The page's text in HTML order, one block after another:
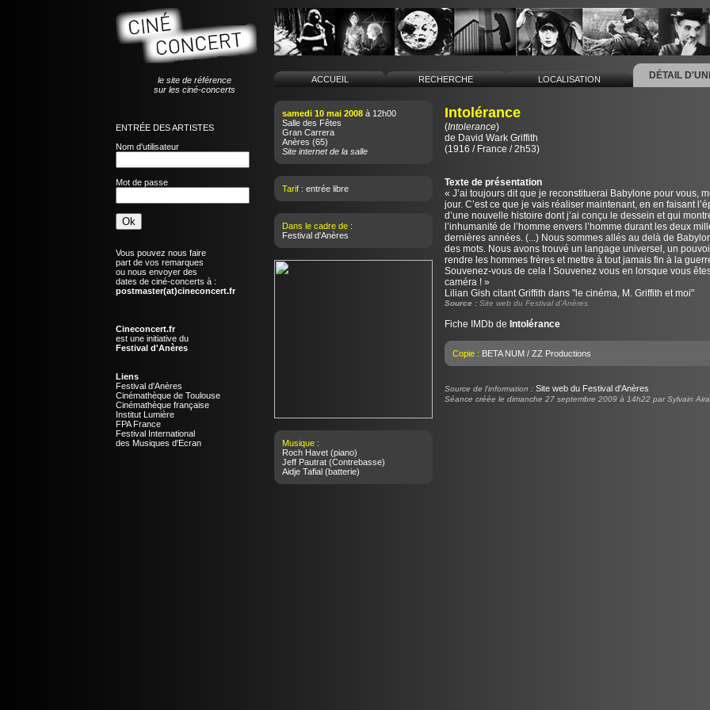
le site de référence
sur les ciné-concerts
ENTRÉE DES ARTISTES
Nom d'utilisateur
Mot de passe
Vous pouvez nous faire
part de vos remarques
ou nous envoyer des
dates de ciné-concerts à :
postmaster(at)cineconcert.fr
Cineconcert.fr
est une initiative du
Festival d'Anères
Liens
Festival d'Anères
Cinémathèque de Toulouse
Cinémathèque française
Institut Lumière
FPA France
Festival International
des Musiques d'Ecran
ACCUEIL RECHERCHE LOCALISATION DÉTAIL
samedi 10 mai 2008à 12h00
Salle des Fêtes
Gran Carrera
Anères (65)
Site internet de la salle
Tarif : entrée libre
Dans le cadre de :
Festival d'Anères
Musique :
Roch Havet(piano)
Jeff Pautrat(Contrebasse)
Aidje Tafial(batterie)
Intolérance
(Intolerance)
de David Wark Griffith
(1916 / France / 2h53)
Texte de présentation
« J’ai toujours dit que je reconstituerai Babylone pour vous,
jour. C’est ce que je vais réaliser maintenant, en en faisant
d’une nouvelle histoire dont j’ai conçu le dessein et qui
l’inhumanité de l’homme envers l’homme durant les deux
dernières années. (...) Nous sommes allés au delà de
des mots. Nous avons trouvé un langage universel, un
rendre les hommes frères et mettre à tout jamais fin à la
Souvenez-vous de cela ! Souvenez vous en lorsque vous
caméra ! »
Lilian Gish citant Griffith dans "le cinéma, M. Griffith et moi"
Source : Site web du Festival d’Anères
Fiche IMDb de Intolérance
Copie : BETA NUM / ZZ Productions
Source de l'information : Site web du Festival d'Anères
Séance créée le dimanche 27 septembre 2009 à 14h22 par Sylvain